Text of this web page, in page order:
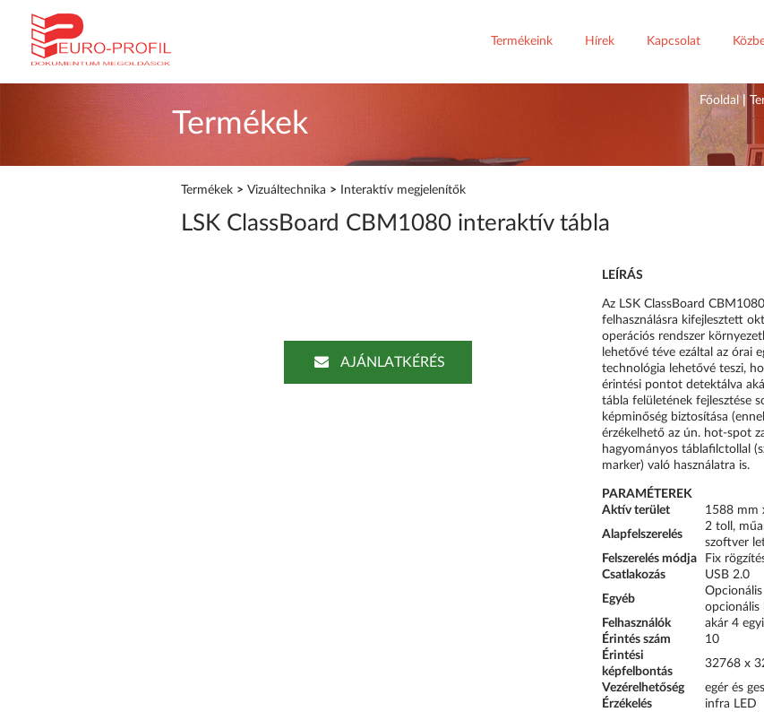
Termékeink Hírek Kapcsolat
Termékek
Főoldal
Termékek > Vizuáltechnika > Interaktív megjelenítők
LSK ClassBoard CBM1080 interaktív tábla
AJÁNLATKÉRÉS
LEÍRÁS
Az LSK ClassBoard
felhasználásra kifejlesztett
operációs rendszer
lehetővé téve ezáltal az órai
technológia lehetővé teszi,
érintési pontot detektálva
tábla felületének fejlesztése
képminőség biztosítása
érzékelhető az ún. hot-spot
hagyományos táblafilctollal
marker) való használatra is.
PARAMÉTEREK
Aktív terület
1588 mm
Alapfelszerelés
2 toll,
szoftver
Felszerelés módja
Fix
Csatlakozás
USB 2.0
Egyéb
opcionális
Felhasználók
akár 4
Érintés szám
10
Érintési
képfelbontás
32768 x
Vezérelhetőség
egér és
Érzékelés
infra LED